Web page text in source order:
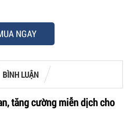
NGAY
BÌNH LUẬN
tăng cường miễn dịch cho